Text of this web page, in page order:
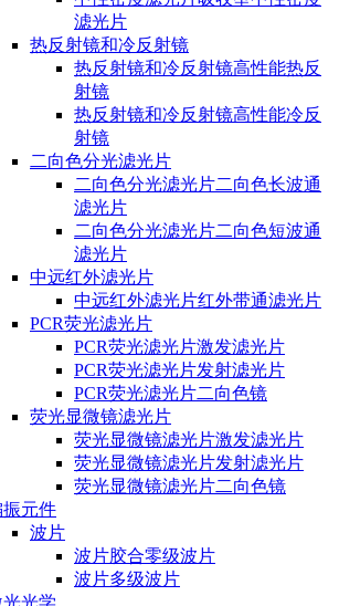
滤光片
热反射镜和冷反射镜
热反射镜和冷反射镜高性能热反
射镜
热反射镜和冷反射镜高性能冷反
射镜
二向色分光滤光片
二向色分光滤光片二向色长波通
滤光片
二向色分光滤光片二向色短波通
滤光片
中远红外滤光片
中远红外滤光片红外带通滤光片
PCR荧光滤光片
PCR荧光滤光片激发滤光片
PCR荧光滤光片发射滤光片
PCR荧光滤光片二向色镜
荧光显微镜滤光片
荧光显微镜滤光片激发滤光片
荧光显微镜滤光片发射滤光片
荧光显微镜滤光片二向色镜
振元件
波片
波片胶合零级波片
波片多级波片